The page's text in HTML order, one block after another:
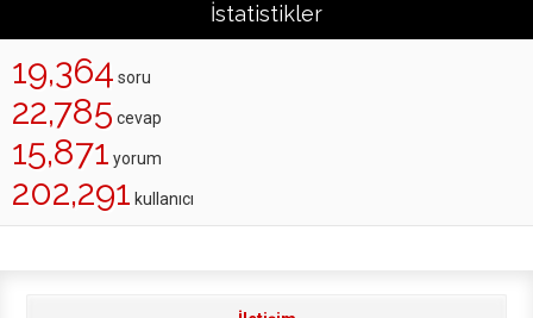
İstatistikler
19,364 soru
22,785 cevap
15,871 yorum
202,291 kullanıcı